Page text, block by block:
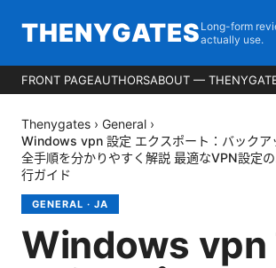
THENYGATES Long-form
actually use.
FRONT PAGEAUTHORSABOUT —
Thenygates › General ›
Windows vpn 設定 エクスポート：バックアッ
全手順を分かりやすく解説 最適なVPN設定
行ガイド
GENERAL · JA
Windows vpn